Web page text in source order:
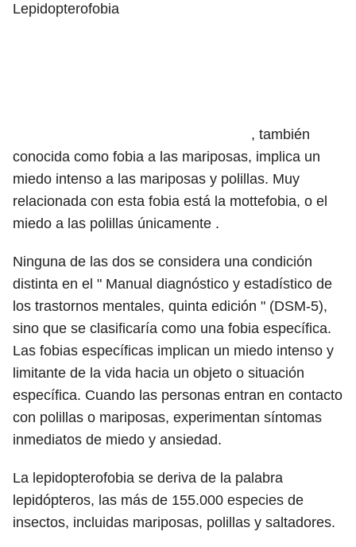
Lepidopterofobia
, también
conocida como fobia a las mariposas, implica un
miedo intenso a las mariposas y polillas. Muy
relacionada con esta fobia está la mottefobia, o el
miedo a las polillas únicamente .
Ninguna de las dos se considera una condición
distinta en el " Manual diagnóstico y estadístico de
los trastornos mentales, quinta edición " (DSM-5),
sino que se clasificaría como una fobia específica.
Las fobias específicas implican un miedo intenso y
limitante de la vida hacia un objeto o situación
específica. Cuando las personas entran en contacto
con polillas o mariposas, experimentan síntomas
inmediatos de miedo y ansiedad.
La lepidopterofobia se deriva de la palabra
lepidópteros, las más de 155.000 especies de
insectos, incluidas mariposas, polillas y saltadores.